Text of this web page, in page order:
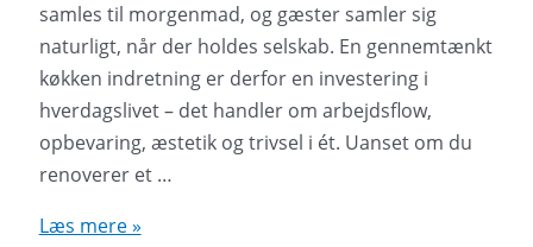
samles til morgenmad, og gæster samler sig
naturligt, når der holdes selskab. En gennemtænkt
køkken indretning er derfor en investering i
hverdagslivet – det handler om arbejdsflow,
opbevaring, æstetik og trivsel i ét. Uanset om du
renoverer et …
Køkken
Læs mere »